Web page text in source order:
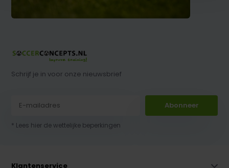
Schrijf je in voor onze nieuwsbrief
Abonneer
* Lees hier de wettelijke beperkingen
Klantenservice